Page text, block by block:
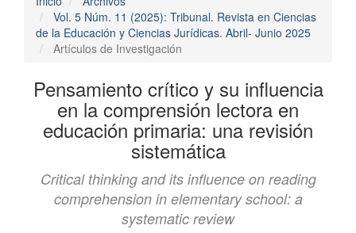
Vol. 5 Núm. 11 (2025): Tribunal. Revista en Ciencias
de la Educación y Ciencias Jurídicas. Abril- Junio 2025
Artículos de Investigación
Pensamiento crítico y su influencia
en la comprensión lectora en
educación primaria: una revisión
sistemática
Critical thinking and its influence on reading
comprehension in elementary school: a
systematic review